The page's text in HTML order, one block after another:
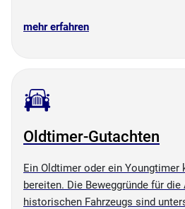
mehr erfahren
Oldtimer-Gutachten
Ein Oldtimer oder ein Youngtimer
bereiten. Die Beweggründe für
historischen Fahrzeugs sind